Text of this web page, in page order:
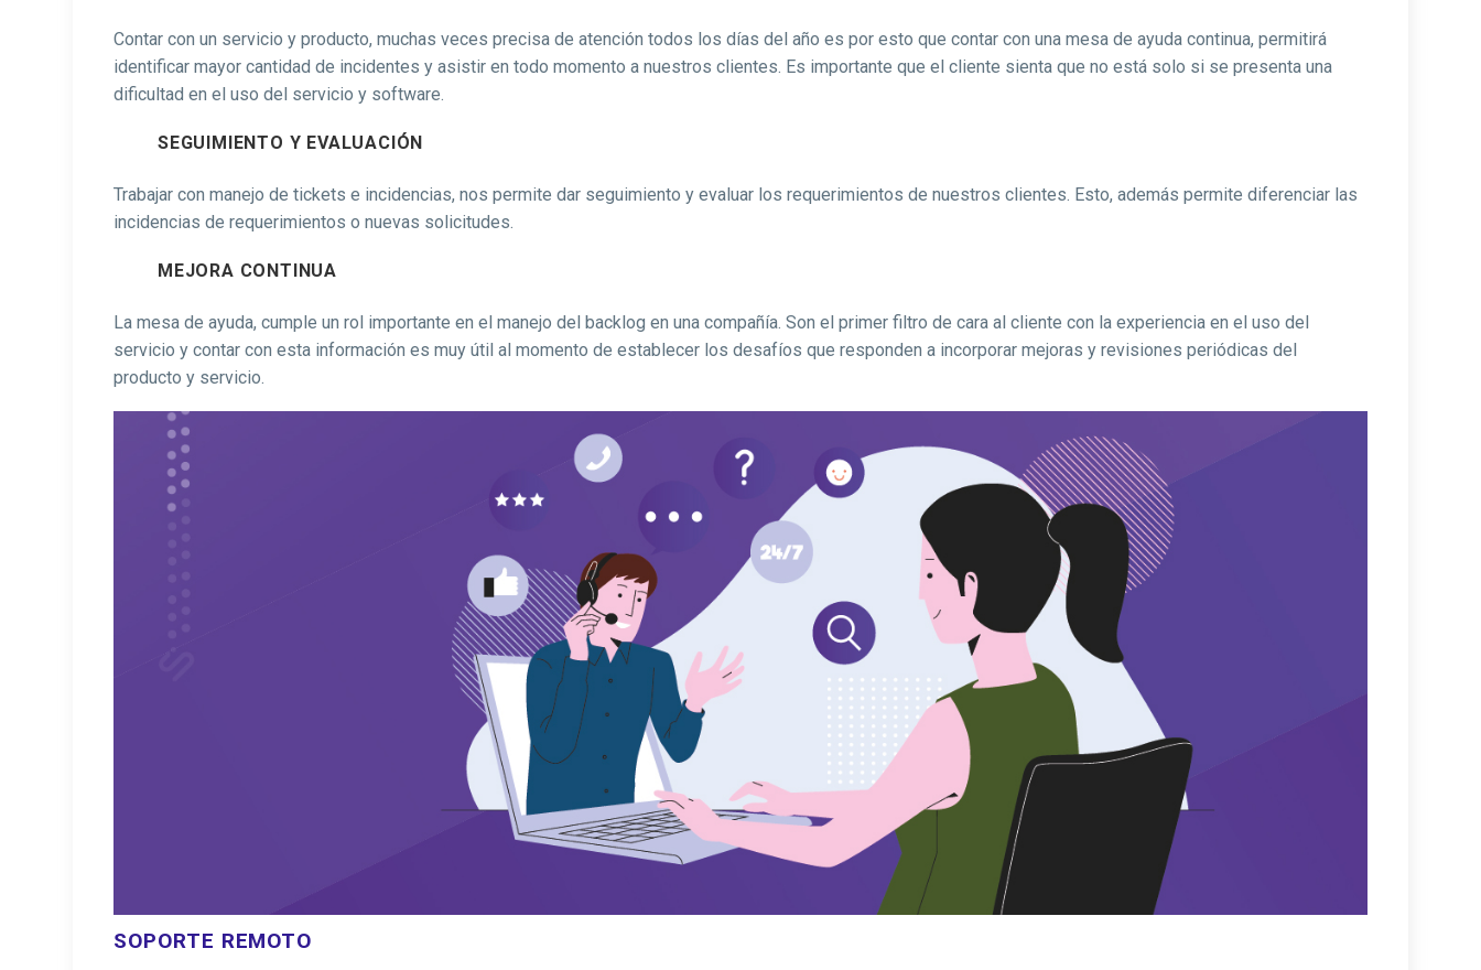
Contar con un servicio y producto, muchas veces precisa de atención todos los días del año es por esto que contar con una mesa de ayuda continua, permitirá
identificar mayor cantidad de incidentes y asistir en todo momento a nuestros clientes. Es importante que el cliente sienta que no está solo si se presenta una
dificultad en el uso del servicio y software.
SEGUIMIENTO Y EVALUACIÓN
Trabajar con manejo de tickets e incidencias, nos permite dar seguimiento y evaluar los requerimientos de nuestros clientes. Esto, además permite diferenciar las
incidencias de requerimientos o nuevas solicitudes.
MEJORA CONTINUA
La mesa de ayuda, cumple un rol importante en el manejo del backlog en una compañía. Son el primer filtro de cara al cliente con la experiencia en el uso del
servicio y contar con esta información es muy útil al momento de establecer los desafíos que responden a incorporar mejoras y revisiones periódicas del
producto y servicio.
SOPORTE REMOTO